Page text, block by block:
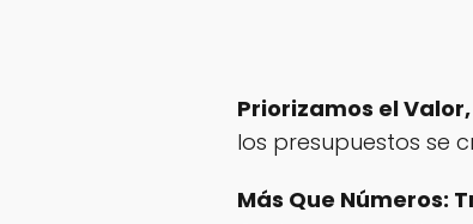
Priorizamos el
los presupuestos se
Más Que Números: